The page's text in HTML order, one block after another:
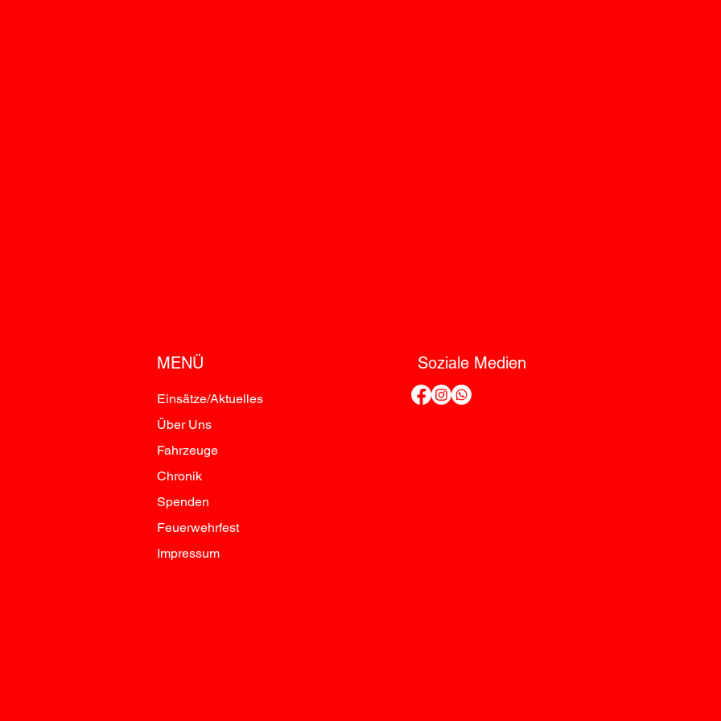
MENÜ
Einsätze/Aktuelles
Über Uns
Fahrzeuge
Chronik
Spenden
Feuerwehrfest
Impressum
Soziale Medien